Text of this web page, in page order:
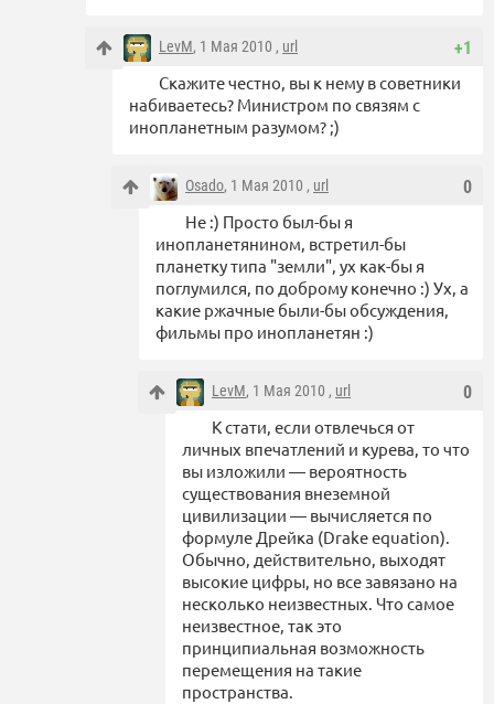
+1
LevM, 1 Мая 2010 , url
Скажите честно, вы к нему в советники
набиваетесь? Министром по связям с
инопланетным разумом? ;)
0
Osado, 1 Мая 2010 , url
Не :) Просто был-бы я
инопланетянином, встретил-бы
планетку типа "земли", ух как-бы я
поглумился, по доброму конечно :) Ух, а
какие ржачные были-бы обсуждения,
фильмы про инопланетян :)
0
LevM, 1 Мая 2010 , url
К стати, если отвлечься от
личных впечатлений и курева, то что
вы изложили — вероятность
существования внеземной
цивилизации — вычисляется по
формуле Дрейка (Drake equation).
Обычно, действительно, выходят
высокие цифры, но все завязано на
несколько неизвестных. Что самое
неизвестное, так это
принципиальная возможность
перемещения на такие
пространства.